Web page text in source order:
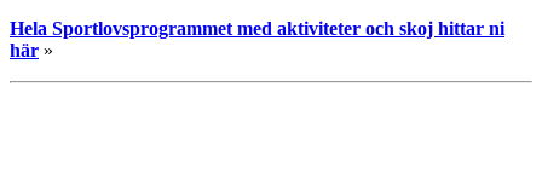
Hela Sportlovsprogrammet med aktiviteter och skoj hittar ni
här »